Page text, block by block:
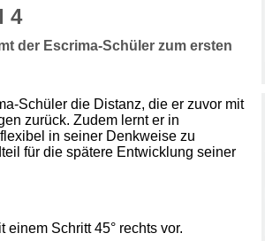
4
der Escrima-Schüler zum ersten
Schüler die Distanz, die er zuvor mit
zurück. Zudem lernt er in
in seiner Denkweise zu
für die spätere Entwicklung seiner
Schritt 45° rechts vor.